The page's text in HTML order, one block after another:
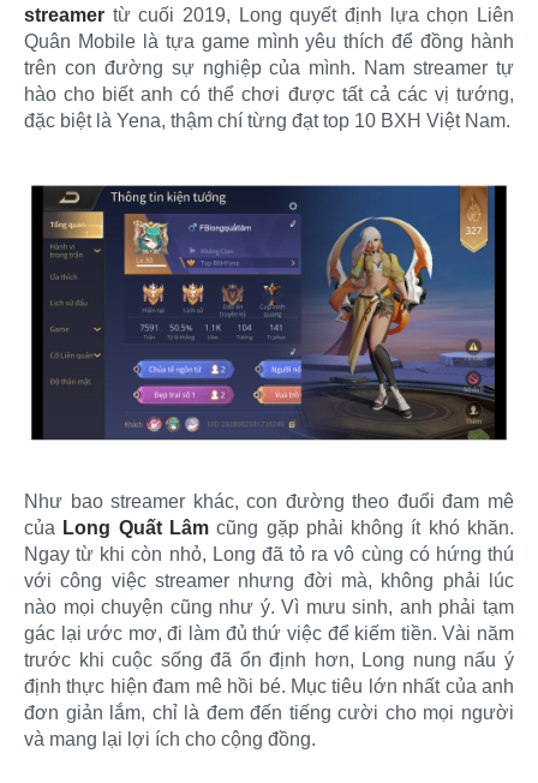
streamer từ cuối 2019, Long quyết định lựa chọn Liên
Quân Mobile là tựa game mình yêu thích để đồng hành
trên con đường sự nghiệp của mình. Nam streamer tự
hào cho biết anh có thể chơi được tất cả các vị tướng,
đặc biệt là Yena, thậm chí từng đạt top 10 BXH Việt Nam.
Như bao streamer khác, con đường theo đuổi đam mê
của Long Quất Lâmcũng gặp phải không ít khó khăn.
Ngay từ khi còn nhỏ, Long đã tỏ ra vô cùng có hứng thú
với công việc streamer nhưng đời mà, không phải lúc
nào mọi chuyện cũng như ý. Vì mưu sinh, anh phải tạm
gác lại ước mơ, đi làm đủ thứ việc để kiếm tiền. Vài năm
trước khi cuộc sống đã ổn định hơn, Long nung nấu ý
định thực hiện đam mê hồi bé. Mục tiêu lớn nhất của anh
đơn giản lắm, chỉ là đem đến tiếng cười cho mọi người
và mang lại lợi ích cho cộng đồng.